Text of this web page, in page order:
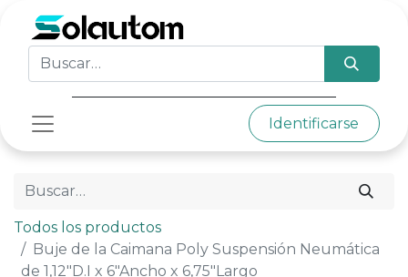
Identificarse
Todos los productos
Buje de la Caimana Poly Suspensión Neumática
de 1,12"D.I x 6"Ancho x 6,75"Largo